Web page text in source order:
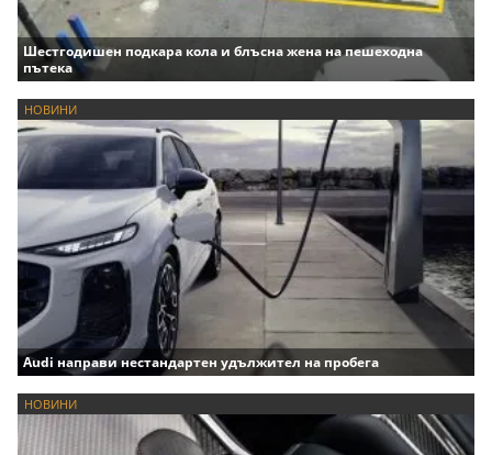
Шестгодишен подкара кола и блъсна жена на пешеходна
пътека
НОВИНИ
Audi направи нестандартен удължител на пробега
НОВИНИ